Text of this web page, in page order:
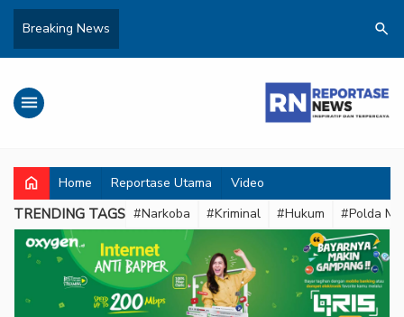
Breaking News search
menu
home Home Reportase Utama Video
TRENDING TAGS #Narkoba #Kriminal #Hukum #Polda